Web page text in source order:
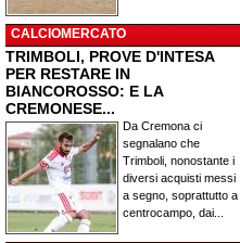
CALCIOMERCATO
TRIMBOLI, PROVE D'INTESA
PER RESTARE IN
BIANCOROSSO: E LA
CREMONESE...
Da Cremona ci
segnalano che
Trimboli, nonostante i
diversi acquisti messi
a segno, soprattutto a
centrocampo, dai...